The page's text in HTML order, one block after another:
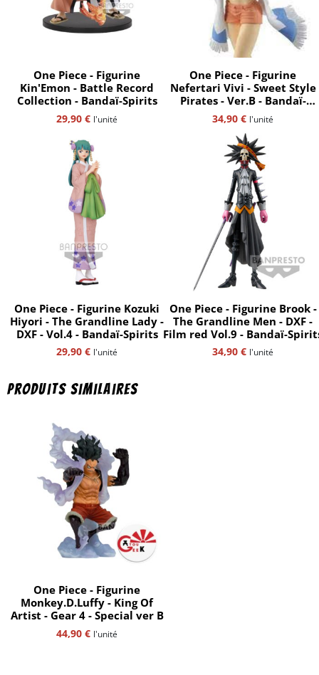
One Piece - Figurine
Kin'Emon - Battle Record
Collection - Bandaï-Spirits
29,90 € l'unité
One Piece - Figurine
Nefertari Vivi - Sweet Style
Pirates - Ver.B - Bandaï-
Spirits
34,90 € l'unité
One Piece - Figurine Kozuki
Hiyori - The Grandline Lady -
DXF - Vol.4 - Bandaï-Spirits
29,90 € l'unité
One Piece - Figurine Brook -
The Grandline Men - DXF -
Film red Vol.9 - Bandaï-
34,90 € l'unité
Produits similaires
One Piece - Figurine
Monkey.D.Luffy - King Of
Artist - Gear 4 - Special ver B
44,90 € l'unité